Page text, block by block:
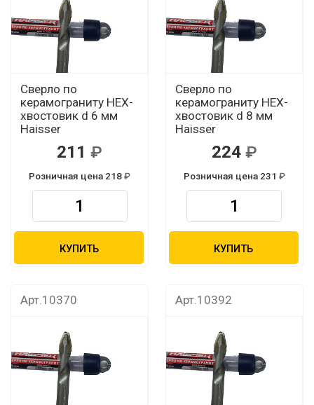
Сверло по
керамограниту HEX-
хвостовик d 6 мм
Haisser
211
Розничная цена 218
КУПИТЬ
Сверло по
керамограниту HEX-
хвостовик d 8 мм
Haisser
224
Розничная цена 231
КУПИТЬ
Арт.10370 Арт.10392